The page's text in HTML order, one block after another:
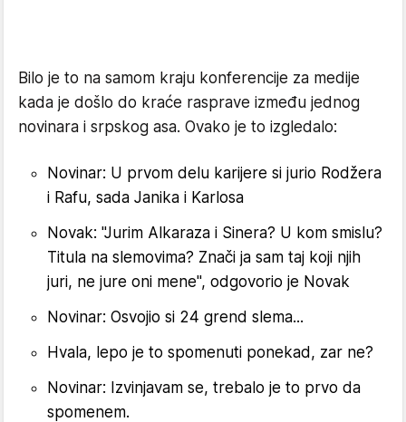
Bilo je to na samom kraju konferencije za medije
kada je došlo do kraće rasprave između jednog
novinara i srpskog asa. Ovako je to izgledalo:
Novinar: U prvom delu karijere si jurio Rodžera
i Rafu, sada Janika i Karlosa
Novak: "Jurim Alkaraza i Sinera? U kom smislu?
Titula na slemovima? Znači ja sam taj koji njih
juri, ne jure oni mene", odgovorio je Novak
Novinar: Osvojio si 24 grend slema...
Hvala, lepo je to spomenuti ponekad, zar ne?
Novinar: Izvinjavam se, trebalo je to prvo da
spomenem.